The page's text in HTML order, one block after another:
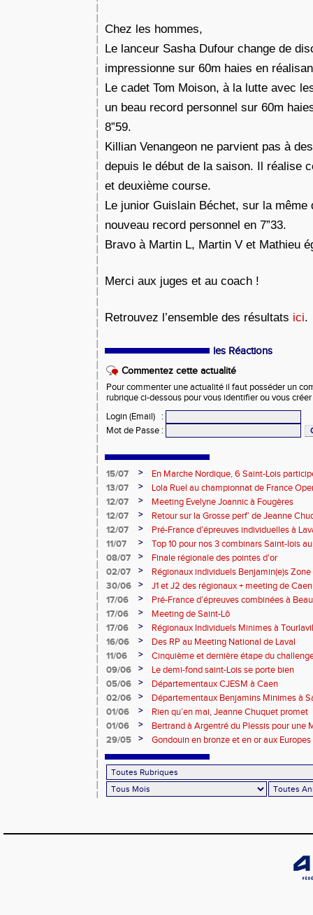
Chez les hommes,
Le lanceur Sasha Dufour change de
impressionne sur 60m haies en
Le cadet Tom Moison, à la lutte avec
un beau record personnel sur 60m
8”59.
Killian Venangeon ne parvient pas à
depuis le début de la saison. Il réalise
et deuxième course.
Le junior Guislain Béchet, sur la même
nouveau record personnel en 7”33.
Bravo à Martin L, Martin V et Mathieu
Merci aux juges et au coach !
Retrouvez l’ensemble des résultats ici.
les Réactions
Commentez cette actualité
Pour commenter une actualité il faut posséder un
rubrique ci-dessous pour vous identifier ou vous
Login (Email)
:
Mot de Passe :
15/07 >
En Marche Nordique, 6 Saint-Lois
13/07
>
Lola Ruel au championnat de France
12/07
>
Meeting Evelyne Joannic à Fougères
12/07
>
Retour sur la Grosse perf’ de Jeanne
de l’Est Lyonnais
12/07 >
Pré-France d’épreuves individuelles à
11/07
>
Top 10 pour nos 3 combinars Saint-lois
d'EC à Aix-en-Provence
08/07 >
Finale régionale des pointes d'or
02/07
>
Régionaux individuels Benjamin(e)s
30/06
>
J1 et J2 des régionaux + meeting de Caen
17/06
>
Pré-France d’épreuves combinées à
17/06
>
Meeting de Saint-Lô
17/06
>
Régionaux Individuels Minimes à
16/06
>
Des RP au Meeting National de Laval
11/06
>
Cinquième et dernière étape du
09/06
>
Le demi-fond saint-Lois se porte bien
05/06
>
Départementaux CJESM à Caen
02/06
>
Départementaux Benjamins Minimes à
01/06
>
Rien qu’en mai, Jeanne Chuquet promet
01/06
>
Bertrand à Argentré du Plessis pour une
29/05
> Gondouin en bronze et en or aux Europes